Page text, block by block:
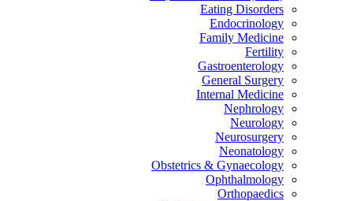
Eating Disorders
Endocrinology
Family Medicine
Fertility
Gastroenterology
General Surgery
Internal Medicine
Nephrology
Neurology
Neurosurgery
Neonatology
Obstetrics & Gynaecology
Ophthalmology
Orthopaedics